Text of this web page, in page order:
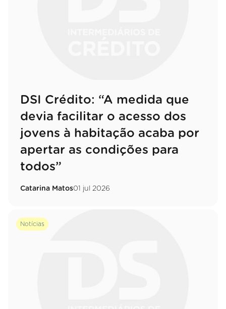
DSI Crédito: “A medida que
devia facilitar o acesso dos
jovens à habitação acaba por
apertar as condições para
todos”
Catarina Matos01 jul 2026
Notícias